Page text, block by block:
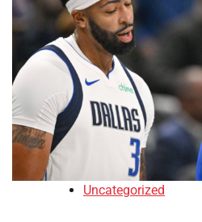
Uncategorized